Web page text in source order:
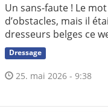
Un sans-faute ! Le
d’obstacles, mais il
dresseurs belges ce
Dressage
25. mai 2026 - 9:38